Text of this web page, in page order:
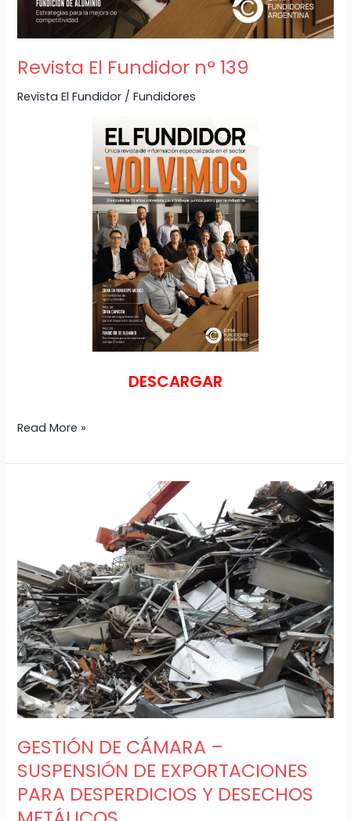
Revista El Fundidor n° 139
Revista El Fundidor /Fundidores
DESCARGAR
Read More »
GESTIÓN DE CÁMARA –
SUSPENSIÓN DE EXPORTACIONES
PARA DESPERDICIOS Y DESECHOS
SUSPENSIÓN
DE
EXPORTACIONES
PARA
DESPERDICIOS
Y
DESECHOS
METÁLICOS